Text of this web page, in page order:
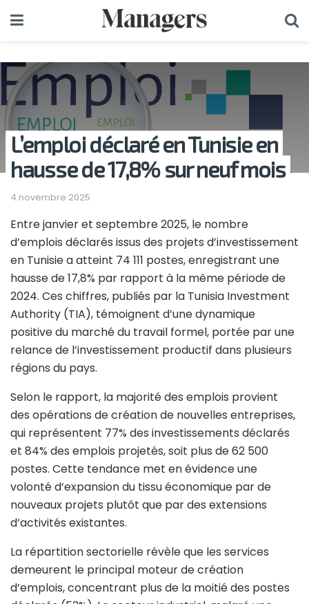
L’emploi déclaré en Tunisie en
hausse de 17,8% sur neuf mois
4 novembre 2025
Entre janvier et septembre 2025, le nombre
d’emplois déclarés issus des projets d’investissement
en Tunisie a atteint 74 111 postes, enregistrant une
hausse de 17,8% par rapport à la même période de
2024. Ces chiffres, publiés par la Tunisia Investment
Authority (TIA), témoignent d’une dynamique
positive du marché du travail formel, portée par une
relance de l’investissement productif dans plusieurs
régions du pays.
Selon le rapport, la majorité des emplois provient
des opérations de création de nouvelles entreprises,
qui représentent 77% des investissements déclarés
et 84% des emplois projetés, soit plus de 62 500
postes. Cette tendance met en évidence une
volonté d’expansion du tissu économique par de
nouveaux projets plutôt que par des extensions
d’activités existantes.
La répartition sectorielle révèle que les services
demeurent le principal moteur de création
d’emplois, concentrant plus de la moitié des postes